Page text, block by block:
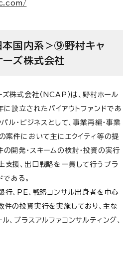
本国内系＞⑨野村キャ
ーズ株式会社
株式会社（NCAP）は、野村ホール
設立されたバイアウトファンドであ
ル・ビジネスとして、事業再編・事業
案件において主にエクイティ等の提
開発・スキームの検討・投資の実行
支援、出口戦略を一貫して行うプラ
である。
行、PE、戦略コンサル出身者を中心
件の投資実行を実施しており、主な
、プラスアルファコンサルティング、